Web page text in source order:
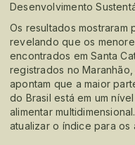
Desenvolvimento
Os resultados mostraram
revelando que os
encontrados em Santa
registrados no
apontam que a maior
do Brasil está em um
alimentar
atualizar o índice para os